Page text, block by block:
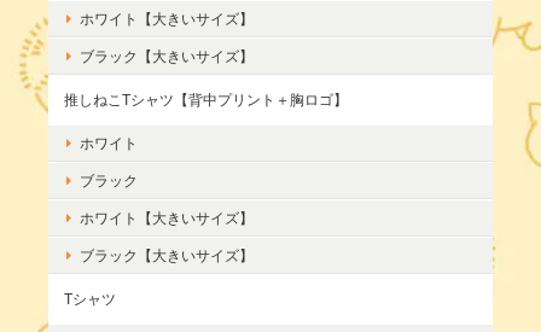
ホワイト【大きいサイズ】
ブラック【大きいサイズ】
推しねこTシャツ【背中プリント＋胸ロゴ】
ホワイト
ブラック
ホワイト【大きいサイズ】
ブラック【大きいサイズ】
Tシャツ